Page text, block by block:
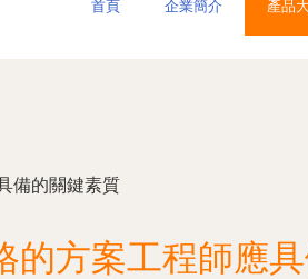
首頁 企業簡介 產品
備的關鍵素質
的方案工程師應